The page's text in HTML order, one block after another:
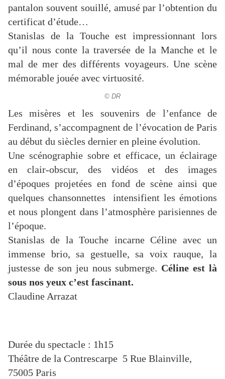
pantalon souvent souillé, amusé par l’obtention du
certificat d’étude…
Stanislas de la Touche est impressionnant lors
qu’il nous conte la traversée de la Manche et le
mal de mer des différents voyageurs. Une scène
mémorable jouée avec virtuosité.
© DR
Les misères et les souvenirs de l’enfance de
Ferdinand, s’accompagnent de l’évocation de Paris
au début du siècles dernier en pleine évolution.
Une scénographie sobre et efficace, un éclairage
en clair-obscur, des vidéos et des images
d’époques projetées en fond de scène ainsi que
quelques chansonnettes intensifient les émotions
et nous plongent dans l’atmosphère parisiennes de
l’époque.
Stanislas de la Touche incarne Céline avec un
immense brio, sa gestuelle, sa voix rauque, la
justesse de son jeu nous submerge. Céline est là
sous nos yeux c’est fascinant.
Claudine Arrazat
Durée du spectacle : 1h15
Théâtre de la Contrescarpe 5 Rue Blainville,
75005 Paris